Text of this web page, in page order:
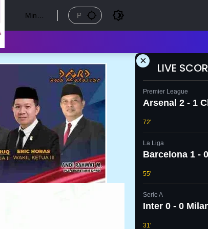
Mingg
×
LIVE
Premier League
Arsenal 2 - 1
72'
La Liga
Barcelona 1 -
55'
Serie A
Inter 0 - 0
31'